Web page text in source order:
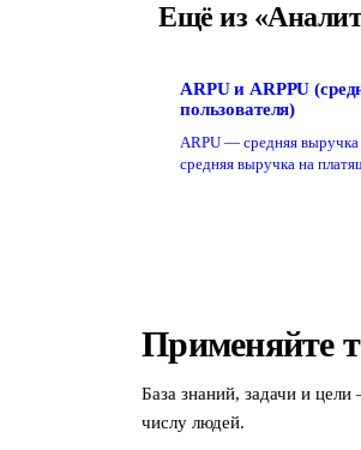
Ещё из
ARPU и ARPPU
пользователя)
ARPU — средняя выручка
средняя выручка на
Применяйте
База знаний, задачи и
числу людей.